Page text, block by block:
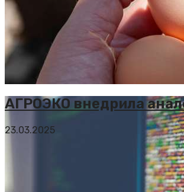
АГРОЭКО внедрила
23.03.2025